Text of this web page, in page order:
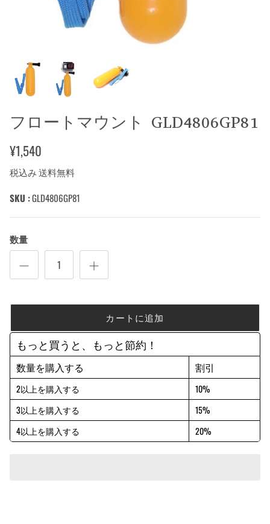
フロートマウント GLD4806GP81
¥1,540
税込み 送料無料
SKU :GLD4806GP81
数量
カートに追加
もっと買うと、もっと節約！
数量を購入する 割引
2以上を購入する
10%
3以上を購入する
15%
4以上を購入する
20%